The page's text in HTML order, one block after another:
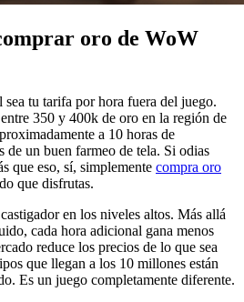
oro de WoW
sea tu tarifa por hora fuera del juego.
350 y 400k de oro en la región de
a 10 horas de
de un buen farmeo de tela. Si odias
que eso, sí, simplemente compra oro
que disfrutas.
en los niveles altos. Más allá
cada hora adicional gana menos
reduce los precios de lo que sea
que llegan a los 10 millones están
Es un juego completamente diferente.